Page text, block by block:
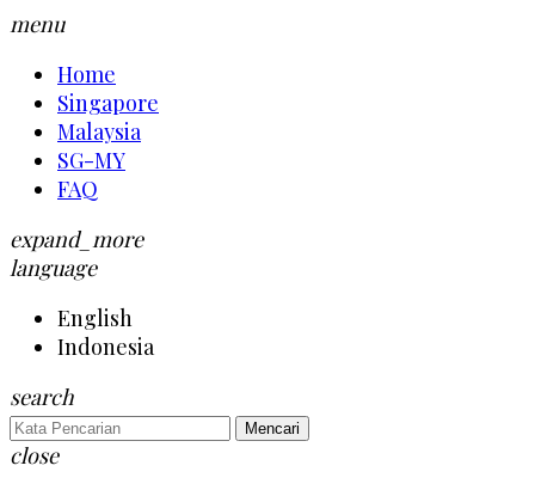
menu
Home
Singapore
Malaysia
SG-MY
FAQ
expand_more
language
English
Indonesia
search
Mencari
close